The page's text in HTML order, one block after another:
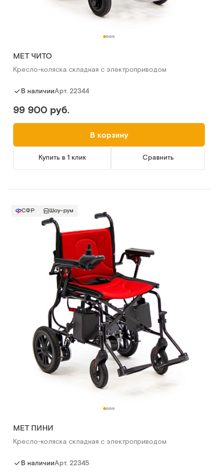
MET ЧИТО
Кресло-коляска складная с электроприводом
В наличииАрт. 22344
99 900 руб.
В корзину
Купить в 1 клик Сравнить
СФР Шоу-рум
MET ПИНИ
Кресло-коляска складная с электроприводом
В наличииАрт. 22345